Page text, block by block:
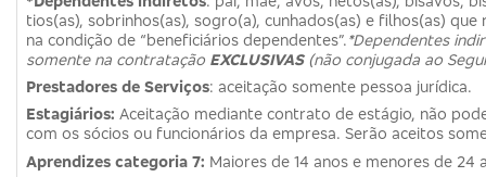
tios(as), sobrinhos(as), sogro(a), cunhados(as) e filhos(as) que
na condição de “beneficiários dependentes”.*Dependentes
somente na contratação EXCLUSIVAS(não conjugada ao
Prestadores de Serviços: aceitação somente pessoa jurídica.
Estagiários: Aceitação mediante contrato de estágio, não
com os sócios ou funcionários da empresa. Serão aceitos
Aprendizes categoria 7: Maiores de 14 anos e menores de 24